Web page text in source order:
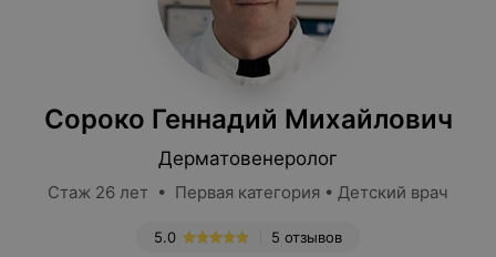
Сороко Геннадий Михайлович
Дерматовенеролог
Стаж 26 лет • Первая категория • Детский врач
5 отзывов
5.0